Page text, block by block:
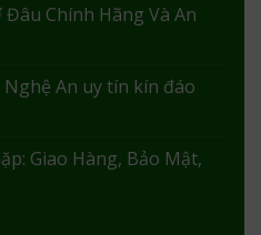
Đâu Chính Hãng Và An
An uy tín kín đáo
Giao Hàng, Bảo Mật,